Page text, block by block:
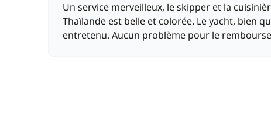
Un service merveilleux, le skipper et la
Thaïlande est belle et colorée. Le yacht, bien
entretenu. Aucun problème pour le